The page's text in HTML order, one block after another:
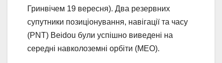
Гринвічем 19 вересня). Два резервних
супутники позиціонування, навігації та часу
(PNT) Beidou були успішно виведені на
середні навколоземні орбіти (MEO).